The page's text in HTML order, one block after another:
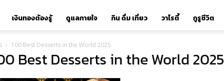
เงินทองต้องรู้ ดูแลกายใจ กิน ดื่ม เที่ยว วาไรตี้ กูรูชีวิต
100 Best Desserts in the World 2025
Best Desserts in the World 2025